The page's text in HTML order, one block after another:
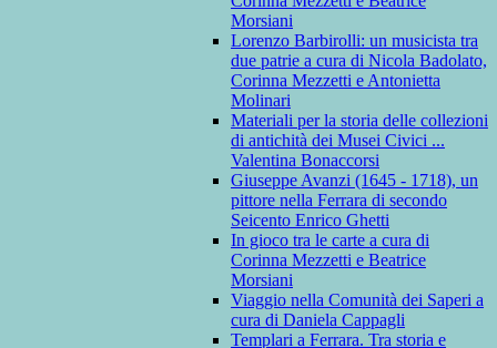
Morsiani
Lorenzo Barbirolli: un musicista tra
due patrie a cura di Nicola Badolato,
Corinna Mezzetti e Antonietta
Molinari
Materiali per la storia delle collezioni
di antichità dei Musei Civici ...
Valentina Bonaccorsi
Giuseppe Avanzi (1645 - 1718), un
pittore nella Ferrara di secondo
Seicento Enrico Ghetti
In gioco tra le carte a cura di
Corinna Mezzetti e Beatrice
Morsiani
Viaggio nella Comunità dei Saperi a
cura di Daniela Cappagli
Templari a Ferrara. Tra storia e